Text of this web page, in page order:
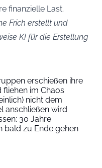
finanzielle Last.
Frich erstellt und
KI für die Erstellung
erschießen ihre
im Chaos
nicht dem
anschließen wird
30 Jahre
bald zu Ende gehen